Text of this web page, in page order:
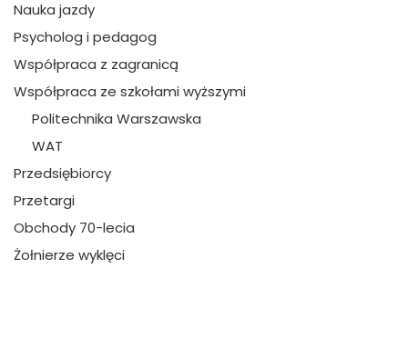
Nauka jazdy
Psycholog i pedagog
Współpraca z zagranicą
Współpraca ze szkołami wyższymi
Politechnika Warszawska
WAT
Przedsiębiorcy
Przetargi
Obchody 70-lecia
Żołnierze wyklęci